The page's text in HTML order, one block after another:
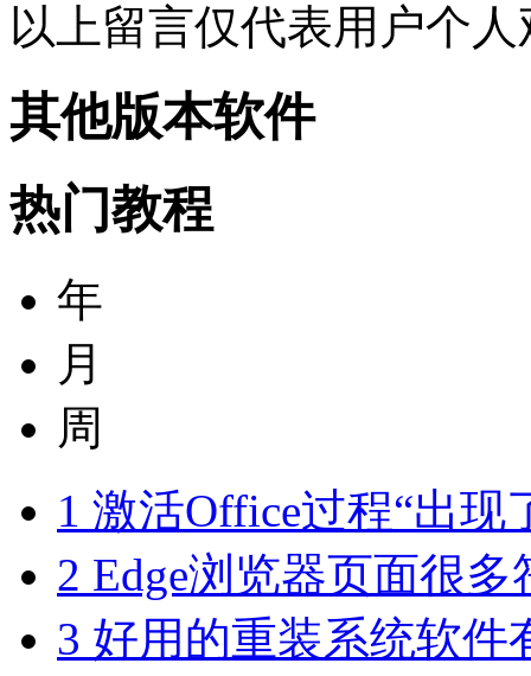
以上留言仅代表用户个
其他版本软件
热门教程
年
月
周
1 激活Office过程“出现
2 Edge浏览器页面很
3 好用的重装系统软件